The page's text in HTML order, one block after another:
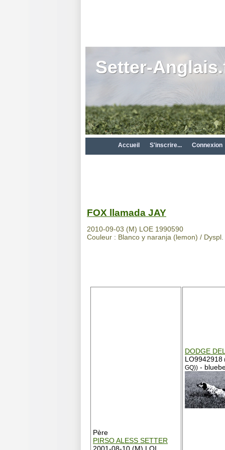
Setter-
Accueil S'inscrire... Connexion
FOX llamada JAY
2010-09-03 (M) LOE 1990590
Couleur : Blanco y naranja (lemon) / Dyspl.
Père
PIRSO ALESS SETTER
DODGE
LO9942918
GQ)) -